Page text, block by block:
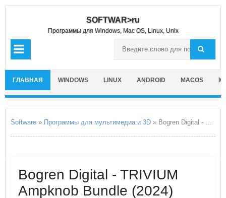
SOFTWAR>ru
Программы для Windows, Mac OS, Linux, Unix
ГЛАВНАЯ WINDOWS LINUX ANDROID MACOS
Software » Программы для мультимедиа и 3D » Bogren Digital - TRIVIUM Ampknob Bundle
Bogren Digital - TRIVIUM
Ampknob Bundle (2024)